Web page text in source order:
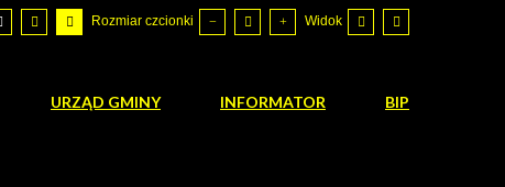
Rozmiar czcionki Widok
URZĄD GMINY INFORMATOR BIP